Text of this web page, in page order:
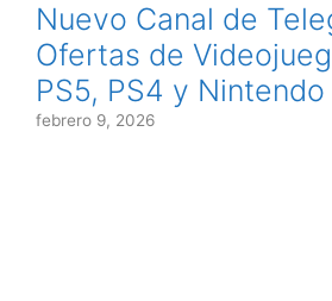
Nuevo Canal de
Ofertas de
PS5, PS4 y Nintendo
febrero 9, 2026